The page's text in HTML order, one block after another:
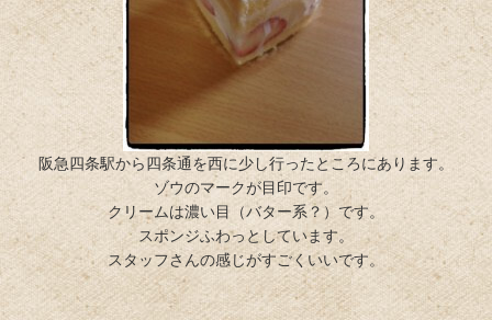
阪急四条駅から四条通を西に少し行ったところにあります。
ゾウのマークが目印です。
クリームは濃い目（バター系？）です。
スポンジふわっとしています。
スタッフさんの感じがすごくいいです。